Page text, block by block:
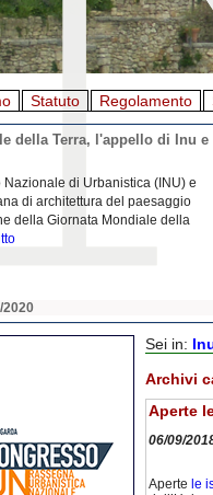
Statuto Regolamento
della Terra, l'appello di Inu e
Nazionale di Urbanistica (INU) e
di architettura del paesaggio
della Giornata Mondiale della
2020
Sei in:
Archivi
Aperte
06/09/
Aperte le